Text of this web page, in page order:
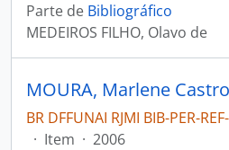
Parte de Bibliográfico
MEDEIROS FILHO, Olavo de
BR DFFUNAI RJMI BIB-PER-
· Item · 2006